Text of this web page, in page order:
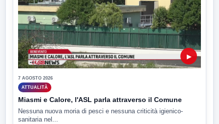
▶
7 AGOSTO 2026
ATTUALITÀ
Miasmi e Calore, l'ASL parla attraverso il Comune
Nessuna nuova moria di pesci e nessuna criticità igienico-
sanitaria nel...